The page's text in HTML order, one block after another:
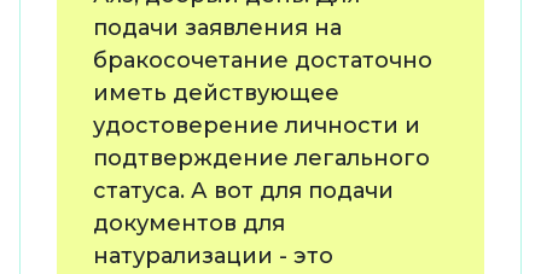
подачи заявления на
бракосочетание достаточно
иметь действующее
удостоверение личности и
подтверждение легального
статуса. А вот для подачи
документов для
натурализации - это